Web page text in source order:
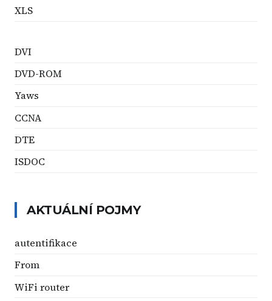
XLS
DVI
DVD-ROM
Yaws
CCNA
DTE
ISDOC
AKTUÁLNÍ POJMY
autentifikace
From
WiFi router